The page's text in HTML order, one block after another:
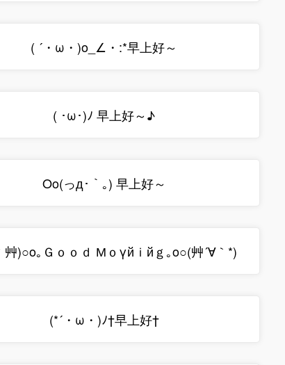
( ´・ω・)o_∠・:*早上好～
( ･ω･)ﾉ 早上好～♪
Oo(っд･｀｡) 早上好～
艸)○o｡Ｇｏｏｄ Мｏγйｉйｇ｡o○(艸´∀｀*)
(*´・ω・)ﾉ†早上好†